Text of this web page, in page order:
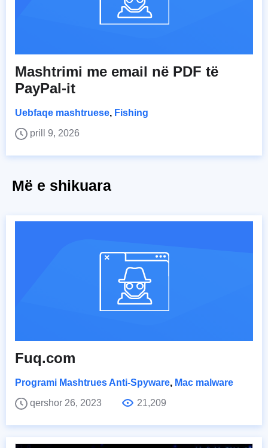
Mashtrimi me email në PDF të
PayPal-it
Uebfaqe mashtruese, Fishing
prill 9, 2026
Më e shikuara
Fuq.com
Programi Mashtrues Anti-Spyware, Mac malware
qershor 26, 2023
21,209